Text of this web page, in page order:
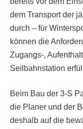
dem Transport der
durch – für
können die
Zugangs-,
Seilbahnstation
Beim Bau der 3-S
die Planer und der
deshalb auf die